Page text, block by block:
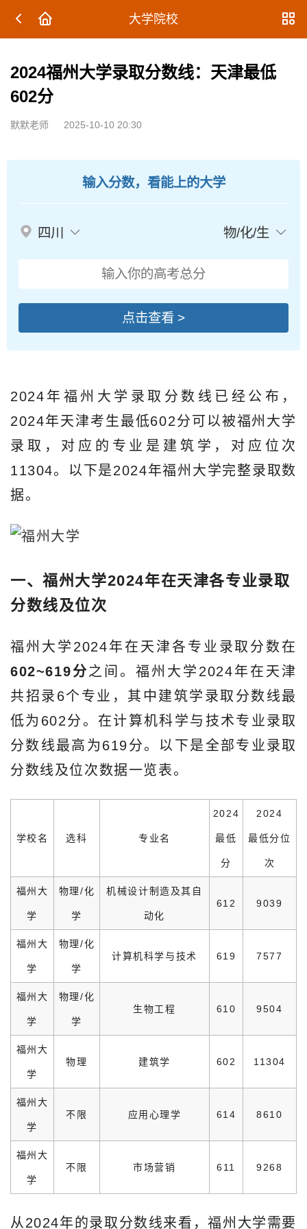
大学院校
2024福州大学录取分数线：天津最低
602分
默默老师 2025-10-10 20:30
输入分数，看能上的大学
四川 物/化/生
点击查看 >
2024年福州大学录取分数线已经公布，
2024年天津考生最低602分可以被福州大学
录取，对应的专业是建筑学，对应位次
11304。以下是2024年福州大学完整录取数
据。
一、福州大学2024年在天津各专业录取
分数线及位次
福州大学2024年在天津各专业录取分数在
602~619分 之间。福州大学2024年在天津
共招录6个专业，其中建筑学录取分数线最
低为602分。在计算机科学与技术专业录取
分数线最高为619分。以下是全部专业录取
分数线及位次数据一览表。
学校名 选科 专业名
2024
最低
分
2024
最低分位
次
福州大
学
物理/化
学
机械设计制造及其自
动化
612 9039
福州大
学
物理/化
学
计算机科学与技术 619 7577
福州大
学
物理/化
学
生物工程 610 9504
福州大
学
物理 建筑学 602 11304
福州大
学
不限 应用心理学 614 8610
福州大
学
不限 市场营销 611 9268
从2024年的录取分数线来看，福州大学需要